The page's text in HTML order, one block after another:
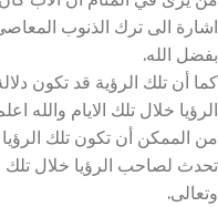
اشارة الى ترك الذنوب المعاصي
بفضل الله.
كما أن تلك الرؤية قد تكون
الرؤيا خلال تلك الايام والله
من الممكن أن تكون تلك الرؤيا
تحدث لصاحب الرؤيا خلال تلك
وتعالى.